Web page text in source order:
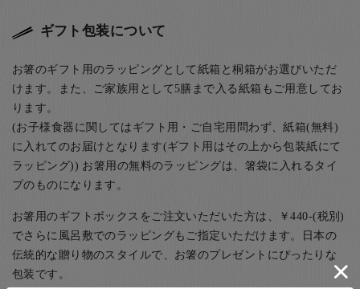
ギフト包装について
お箸のギフト用のラッピングとして紙箱と桐箱がお選びいただ
けます。また、ご家族用として5膳まで入る紙箱もご用意してお
ります。
(お子様食器に関してはギフト用・ご自宅用問わず、紙箱(無料)
に入れてのお届けとなります(ギフト用はその上から包装紙にて
ラッピング)) お箸用の無料のラッピングは、箸袋に入れるタイ
プのものになります。
お箸用のギフトボックスをご注文いただいた方は、￥440-(税別)
でさらに風呂敷でのラッピングもご指定いただけます。日本の
伝統的な贈り物のスタイルで、お箸のプレゼントにぴったりな
包装です。